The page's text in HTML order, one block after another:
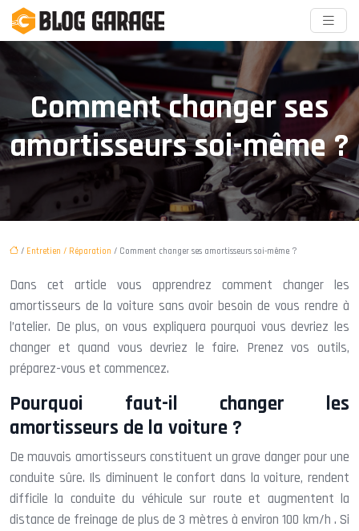
Comment changer ses
amortisseurs soi-même ?
/ Entretien / Réparation / Comment changer ses amortisseurs soi-même ?
Dans cet article vous apprendrez comment changer les
amortisseurs de la voiture sans avoir besoin de vous rendre à
l’atelier. De plus, on vous expliquera pourquoi vous devriez les
changer et quand vous devriez le faire. Prenez vos outils,
préparez-vous et commencez.
Pourquoi faut-il changer les
amortisseurs de la voiture ?
De mauvais amortisseurs constituent un grave danger pour une
conduite sûre. Ils diminuent le confort dans la voiture, rendent
difficile la conduite du véhicule sur route et augmentent la
distance de freinage de plus de 3 mètres à environ 100 km/h . Si